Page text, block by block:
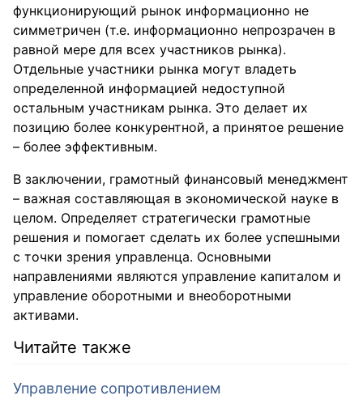
функционирующий рынок информационно не
симметричен (т.е. информационно непрозрачен в
равной мере для всех участников рынка).
Отдельные участники рынка могут владеть
определенной информацией недоступной
остальным участникам рынка. Это делает их
позицию более конкурентной, а принятое решение
– более эффективным.
В заключении, грамотный финансовый менеджмент
– важная составляющая в экономической науке в
целом. Определяет стратегически грамотные
решения и помогает сделать их более успешными
с точки зрения управленца. Основными
направлениями являются управление капиталом и
управление оборотными и внеоборотными
активами.
Читайте также
Управление сопротивлением